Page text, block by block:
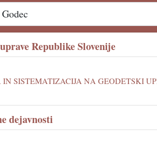
Republike Slovenije
SISTEMATIZACIJA NA GEODETSKI
dejavnosti